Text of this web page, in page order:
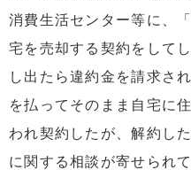
消費生活センター等に、
宅を売却する契約をして
し出たら違約金を請求さ
を払ってそのまま自宅に
われ契約したが、解約し
に関する相談が寄せられ